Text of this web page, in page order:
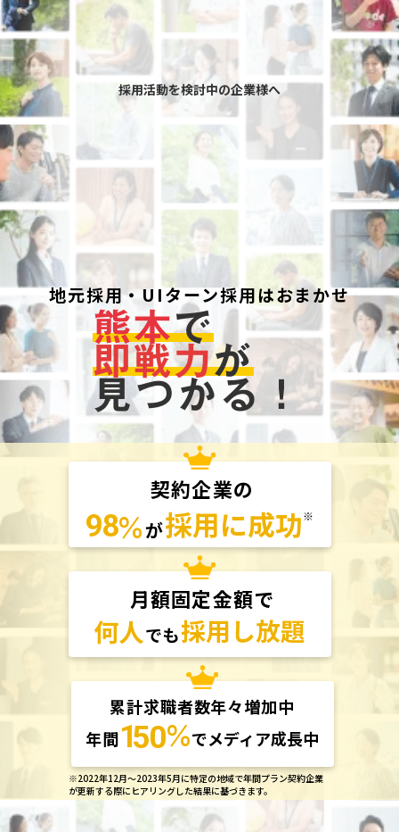
採用活動を検討中の企業様へ
地元採用・UIターン採用はおまかせ
熊本で
即戦力が
見つかる！
契約企業の
98％が採用に成功※
月額固定金額で
何人でも採用し放題
累計求職者数年々増加中
年間150％でメディア成長中
※2022年12月～2023年5月に特定の地域で年間プラン契約企業
が更新する際にヒアリングした結果に基づきます。